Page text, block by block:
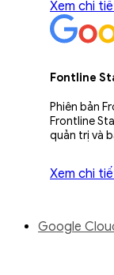
Xem chi
Fontline
Phiên bản
Frontline
quản trị và
Xem chi
Google